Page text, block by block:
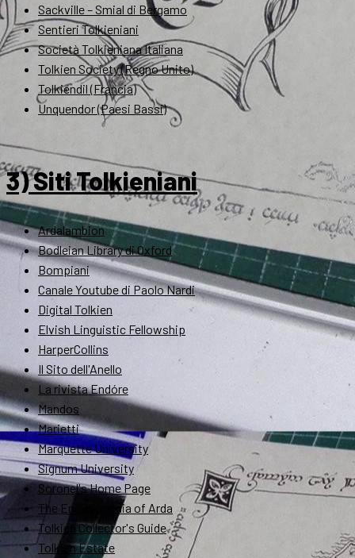
Sackville – Smial di Bergamo
Sentieri Tolkieniani
Società Tolkieniana Italiana
Tolkien Society (Regno Unito)
Tolkiendil (Francia)
Unquendor (Paesi Bassi)
3) Siti Tolkieniani
Ardalambion
Bodleian Library di Oxford
Bompiani
Canale Youtube di Paolo Nardi
Digital Tolkien
Elvish Linguistic Fellowship
HarperCollins
Il Sito dell'Anello
La rivista Endóre
Mandos
Marietti
Marquette University
Signum University
Soronel's Home Page
The Encyclopedia of Arda
Tolkien Collector's Guide
Tolkien Estate